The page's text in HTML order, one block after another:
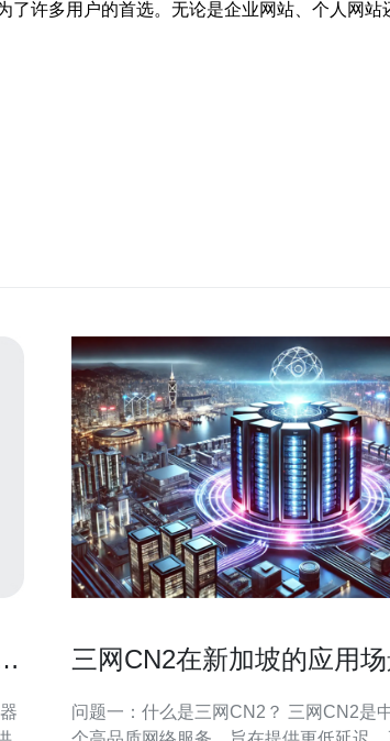
许多用户的首选。无论是企业网站、个人网
三网CN2在新加坡的应用
问题一：什么是三网CN2？ 三网CN2是中国电信推出的一